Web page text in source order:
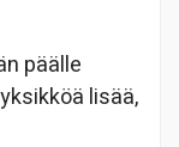
päälle
lisää,